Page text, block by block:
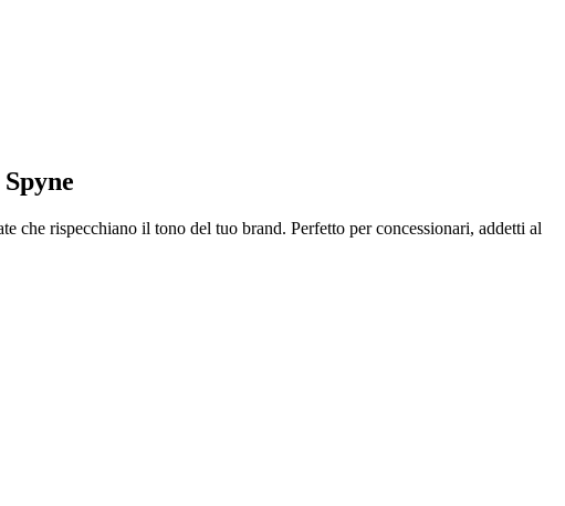
che rispecchiano il tono del tuo brand. Perfetto per concessionari, addetti al